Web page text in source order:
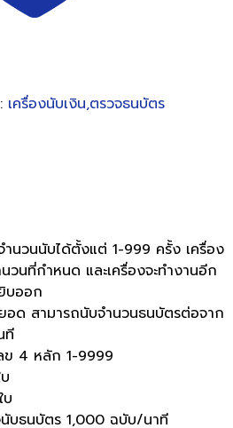
เครื่องนับเงิน,ตรวจธนบัตร
นวนนับได้ตั้งแต่ 1-999 ครั้ง เครื่อง
วนที่กำหนด และเครื่องจะทำงานอีก
บออก
ด สามารถนับจำนวนธนบัตรต่อจาก
ที
ข 4 หลัก 1-9999
นับธนบัตร 1,000 ฉบับ/นาที